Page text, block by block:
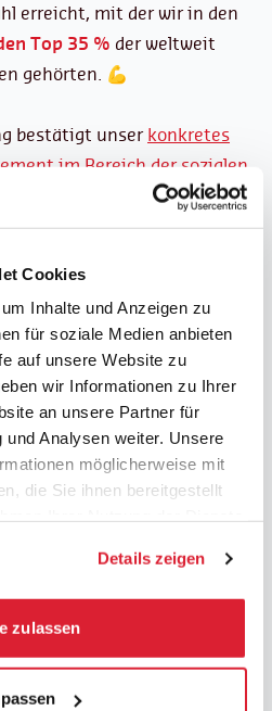
Cookies
Inhalte und Anzeigen zu
für soziale Medien anbieten
auf unsere Website zu
wir Informationen zu Ihrer
an unsere Partner für
Analysen weiter. Unsere
möglicherweise mit
die Sie ihnen bereitgestellt
Details zeigen
zulassen
erreicht, mit der wir in den
Top 35 % der weltweit
gehörten. 💪
bestätigt unser konkretes
im Bereich der sozialen
Gefälschte
Betrugsversuche
informiert, die unter dem
Unternehmens (DaJobs oder
unserem früheren Namen